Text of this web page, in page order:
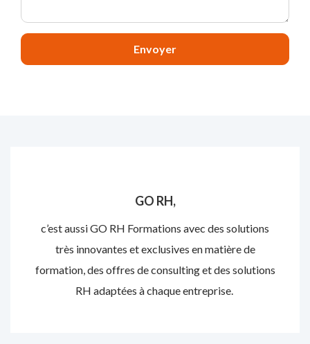
Envoyer
GO RH,
c’est aussi GO RH Formations avec des solutions
très innovantes et exclusives en matière de
formation, des offres de consulting et des solutions
RH adaptées à chaque entreprise.